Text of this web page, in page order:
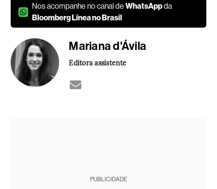
Nos acompanhe no canal deWhatsAppda
Bloomberg Línea no Brasil
Mariana d'Ávila
Editora assistente
PUBLICIDADE